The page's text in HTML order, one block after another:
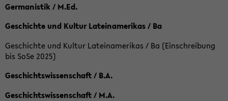
Germanistik / M.Ed.
Geschichte und Kultur Lateinamerikas / Ba
Geschichte und Kultur Lateinamerikas / Ba (Einschreibung
bis SoSe 2025)
Geschichtswissenschaft / B.A.
Geschichtswissenschaft / M.A.